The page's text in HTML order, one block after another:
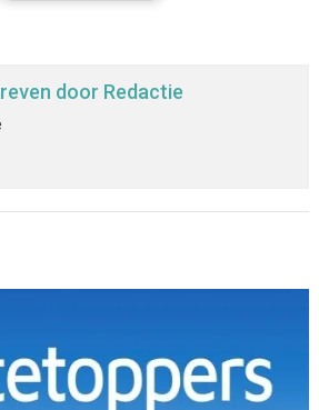
door Redactie